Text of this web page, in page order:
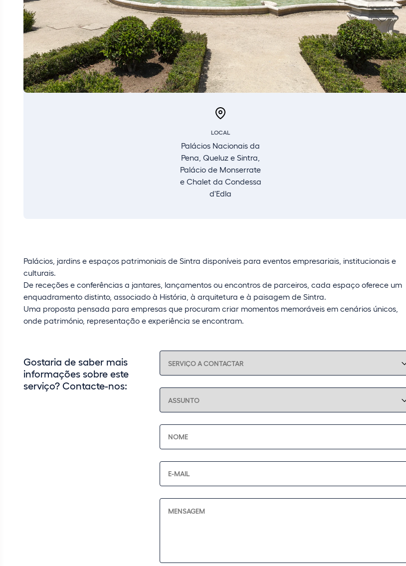
LOCAL
Palácios Nacionais da
Pena, Queluz e Sintra,
Palácio de Monserrate
e Chalet da Condessa
d'Edla
Palácios, jardins e espaços patrimoniais de Sintra disponíveis para eventos empresariais, institucionais e
culturais.
De receções e conferências a jantares, lançamentos ou encontros de parceiros, cada espaço oferece um
enquadramento distinto, associado à História, à arquitetura e à paisagem de Sintra.
Uma proposta pensada para empresas que procuram criar momentos memoráveis em cenários únicos,
onde património, representação e experiência se encontram.
Gostaria de saber mais
informações sobre este
serviço? Contacte-nos: